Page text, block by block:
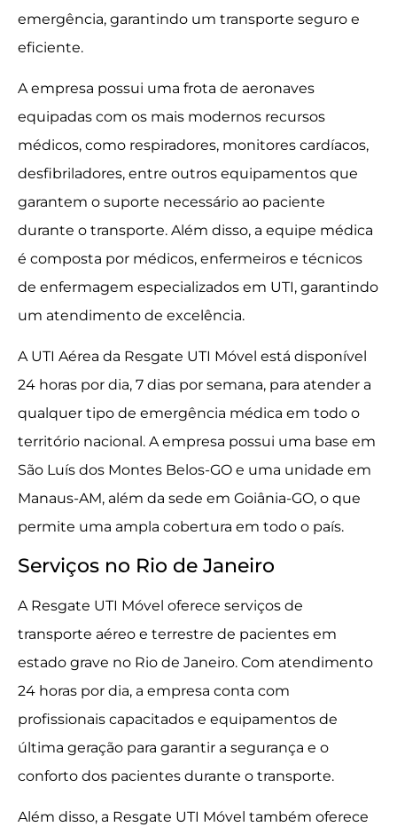
emergência, garantindo um transporte seguro e
eficiente.
A empresa possui uma frota de aeronaves
equipadas com os mais modernos recursos
médicos, como respiradores, monitores cardíacos,
desfibriladores, entre outros equipamentos que
garantem o suporte necessário ao paciente
durante o transporte. Além disso, a equipe médica
é composta por médicos, enfermeiros e técnicos
de enfermagem especializados em UTI, garantindo
um atendimento de excelência.
A UTI Aérea da Resgate UTI Móvel está disponível
24 horas por dia, 7 dias por semana, para atender a
qualquer tipo de emergência médica em todo o
território nacional. A empresa possui uma base em
São Luís dos Montes Belos-GO e uma unidade em
Manaus-AM, além da sede em Goiânia-GO, o que
permite uma ampla cobertura em todo o país.
Serviços no Rio de Janeiro
A Resgate UTI Móvel oferece serviços de
transporte aéreo e terrestre de pacientes em
estado grave no Rio de Janeiro. Com atendimento
24 horas por dia, a empresa conta com
profissionais capacitados e equipamentos de
última geração para garantir a segurança e o
conforto dos pacientes durante o transporte.
Além disso, a Resgate UTI Móvel também oferece